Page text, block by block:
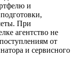
и
При
агентство не
от
и сервисного